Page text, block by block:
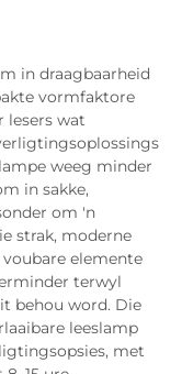
in draagbaarheid
vormfaktore
lesers wat
weeg minder
in sakke,
om 'n
strak, moderne
elemente
terwyl
behou word. Die
leeslamp
met